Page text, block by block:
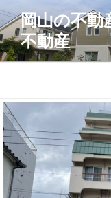
コ
ン
テ
ン
ス
キ
ッ
プ
岡山の不動
不動産